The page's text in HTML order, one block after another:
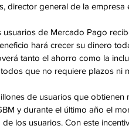
director general de la empresa
de Mercado Pago
hará crecer su dinero
tanto el ahorro como la
que no requiere plazos ni
de usuarios que
y durante el último año el
los usuarios. Con este